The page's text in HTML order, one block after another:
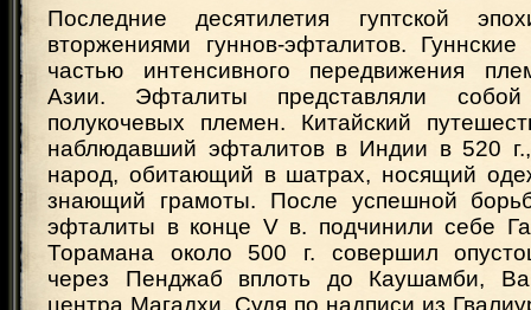
Последние десятилетия гуптской
вторжениями гуннов-эфталитов.
частью интенсивного передвижения
Азии. Эфталиты представляли
полукочевых племен. Китайский
наблюдавший эфталитов в Индии в 520
народ, обитающий в шатрах, носящий
знающий грамоты. После успешной
эфталиты в конце V в. подчинили себе
Торамана около 500 г. совершил
через Пенджаб вплоть до Каушамби,
центра Магадхи. Судя по надписи из